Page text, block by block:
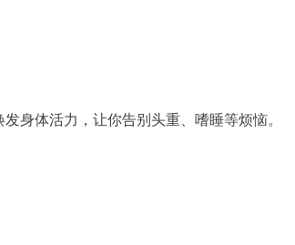
身体活力，让你告别头重、嗜睡等烦恼。